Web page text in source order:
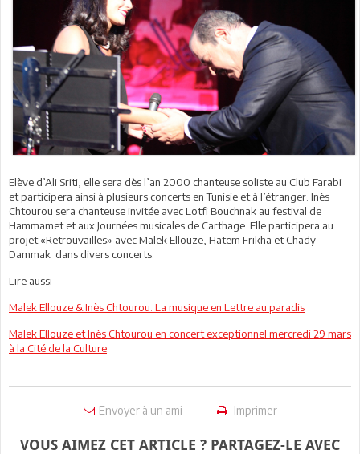
Elève d’Ali Sriti, elle sera dès l’an 2000 chanteuse soliste au Club Farabi
et participera ainsi à plusieurs concerts en Tunisie et à l’étranger. Inès
Chtourou sera chanteuse invitée avec Lotfi Bouchnak au festival de
Hammamet et aux Journées musicales de Carthage. Elle participera au
projet «Retrouvailles» avec Malek Ellouze, Hatem Frikha et Chady
Dammak dans divers concerts.
Lire aussi
Malek Ellouze & Inès Chtourou: La musique en Lettre au paradis
Malek Ellouze et Inès Chtourou en concert exceptionnel mercredi 29 mars
à la Cité de la Culture
Envoyer à un ami Imprimer
VOUS AIMEZ CET ARTICLE ? PARTAGEZ-LE AVEC